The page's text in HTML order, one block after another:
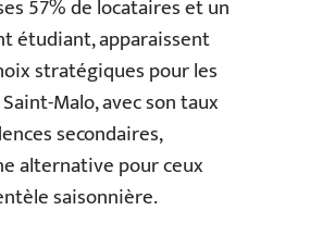
57% de locataires et un
étudiant, apparaissent
stratégiques pour les
Malo, avec son taux
secondaires,
alternative pour ceux
saisonnière.